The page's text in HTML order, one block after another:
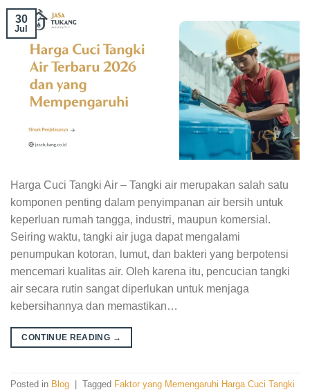
30
Jul
Harga Cuci Tangki Air – Tangki air merupakan salah satu
komponen penting dalam penyimpanan air bersih untuk
keperluan rumah tangga, industri, maupun komersial.
Seiring waktu, tangki air juga dapat mengalami
penumpukan kotoran, lumut, dan bakteri yang berpotensi
mencemari kualitas air. Oleh karena itu, pencucian tangki
air secara rutin sangat diperlukan untuk menjaga
kebersihannya dan memastikan…
CONTINUE READING →
Posted in Blog Tagged Faktor yang Memengaruhi Harga Cuci Tangki